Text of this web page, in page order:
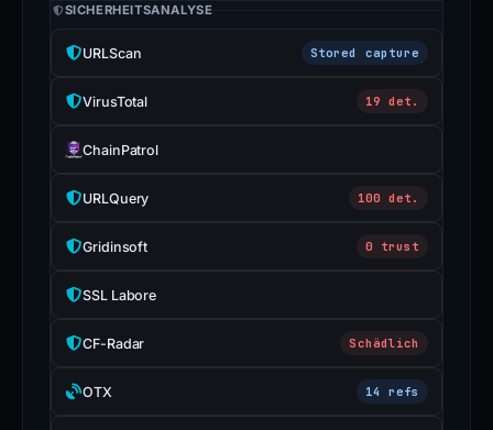
SICHERHEITSANALYSE
URLScan Stored capture
VirusTotal 19 det.
ChainPatrol
URLQuery 100 det.
Gridinsoft 0 trust
SSL Labore
CF-Radar Schädlich
OTX 14 refs